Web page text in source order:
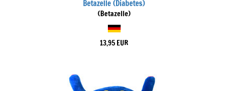
Betazelle (Diabetes)
(Betazelle)
13,95 EUR